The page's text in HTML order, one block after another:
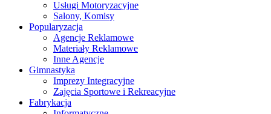
Usługi Motoryzacyjne
Salony, Komisy
Popularyzacja
Agencje Reklamowe
Materiały Reklamowe
Inne Agencje
Gimnastyka
Imprezy Integracyjne
Zajęcia Sportowe i Rekreacyjne
Fabrykacja